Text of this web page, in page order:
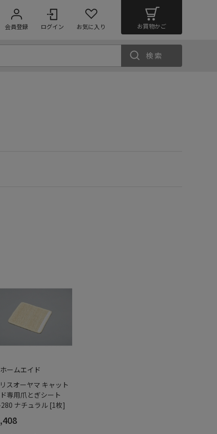
会員登録 ログイン お気に入り お買物かご
検索
ームエイド
スオーヤマ キャット
専用爪とぎシート
ナチュラル [1枚]